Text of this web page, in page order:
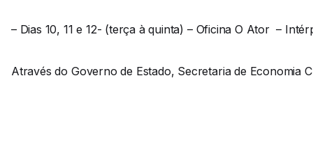
– Dias 10, 11 e 12- (terça à quinta) – Oficina O Ator –
Através do Governo de Estado, Secretaria de Economia